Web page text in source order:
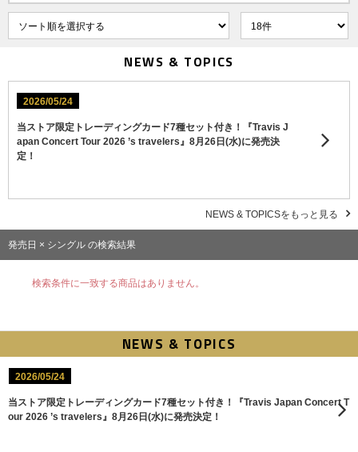
NEWS & TOPICS
2026/05/24
当ストア限定トレーディングカード7種セット付き！『Travis J
apan Concert Tour 2026 ’s travelers』8月26日(水)に発売決
定！
NEWS & TOPICSをもっと見る
発売日 × シングル の検索結果
検索条件に一致する商品はありません。
NEWS & TOPICS
2026/05/24
当ストア限定トレーディングカード7種セット付き！『Travis Japan Concert T
our 2026 ’s travelers』8月26日(水)に発売決定！